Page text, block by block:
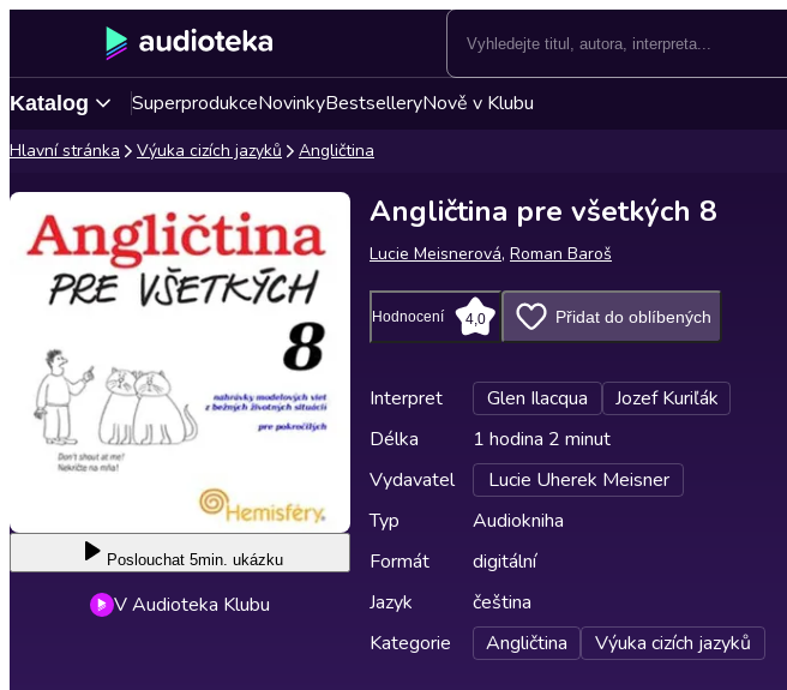
Katalog SuperprodukceNovinkyBestselleryNově v Klubu
Hlavní stránka Výuka cizích jazyků Angličtina
Poslouchat 5min. ukázku
V Audioteka Klubu
Angličtina pre všetkých 8
Lucie Meisnerová, Roman Baroš
Hodnocení 4,0 Přidat do oblíbených
Interpret Glen Ilacqua
Jozef Kuriľák
Délka
1 hodina 2 minut
Vydavatel
Lucie Uherek Meisner
Typ
Audiokniha
Formát
digitální
Jazyk
čeština
Kategorie
Angličtina Výuka cizích jazyků